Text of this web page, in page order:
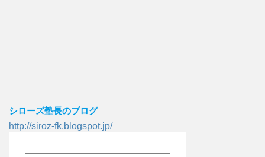
シローズ塾長のブログ
http://siroz-fk.blogspot.jp/